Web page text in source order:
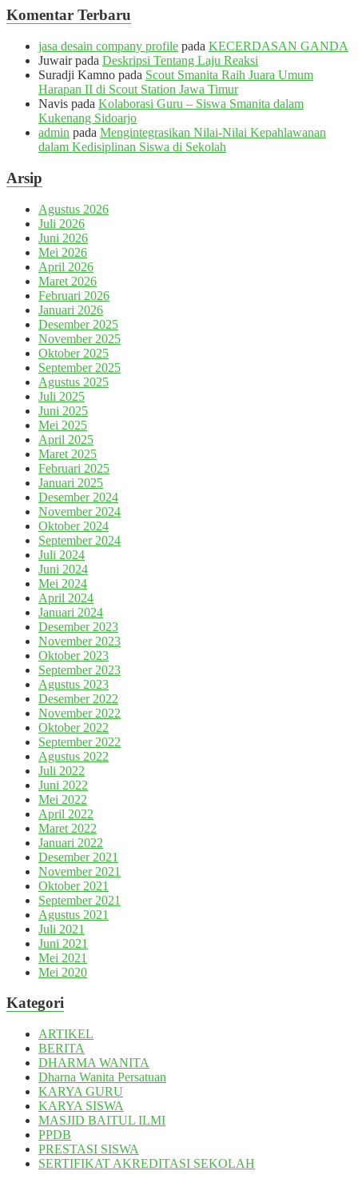
Komentar Terbaru
jasa desain company profile pada KECERDASAN GANDA
Juwairpada Deskripsi Tentang Laju Reaksi
Suradji Kamno pada Scout Smanita Raih Juara Umum
Harapan II di Scout Station Jawa Timur
Navis pada Kolaborasi Guru – Siswa Smanita dalam
Kukenang Sidoarjo
admin pada Mengintegrasikan Nilai-Nilai Kepahlawanan
dalam Kedisiplinan Siswa di Sekolah
Arsip
Agustus 2026
Juli 2026
Juni 2026
Mei 2026
April 2026
Maret 2026
Februari 2026
Januari 2026
Desember 2025
November 2025
Oktober 2025
September 2025
Agustus 2025
Juli 2025
Juni 2025
Mei 2025
April 2025
Maret 2025
Februari 2025
Januari 2025
Desember 2024
November 2024
Oktober 2024
September 2024
Juli 2024
Juni 2024
Mei 2024
April 2024
Januari 2024
Desember 2023
November 2023
Oktober 2023
September 2023
Agustus 2023
Desember 2022
November 2022
Oktober 2022
September 2022
Agustus 2022
Juli 2022
Juni 2022
Mei 2022
April 2022
Maret 2022
Januari 2022
Desember 2021
November 2021
Oktober 2021
September 2021
Agustus 2021
Juli 2021
Juni 2021
Mei 2021
Mei 2020
Kategori
ARTIKEL
BERITA
DHARMA WANITA
Dharna Wanita Persatuan
KARYA GURU
KARYA SISWA
MASJID BAITUL ILMI
PPDB
PRESTASI SISWA
SERTIFIKAT AKREDITASI SEKOLAH